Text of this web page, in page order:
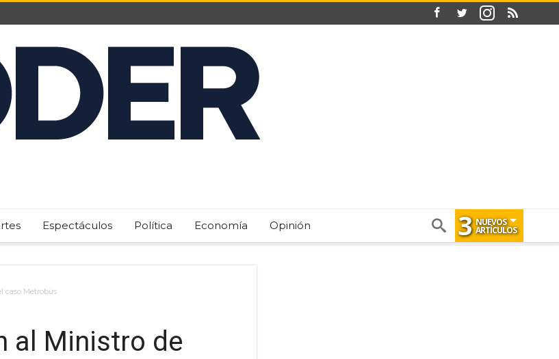
Espectáculos Política Economía Opinión 3 NUEVOS
ARTÍCULOS
caso Metrobús
al Ministro de